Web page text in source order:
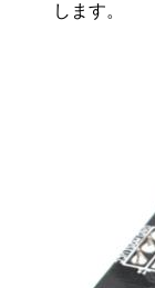
します。